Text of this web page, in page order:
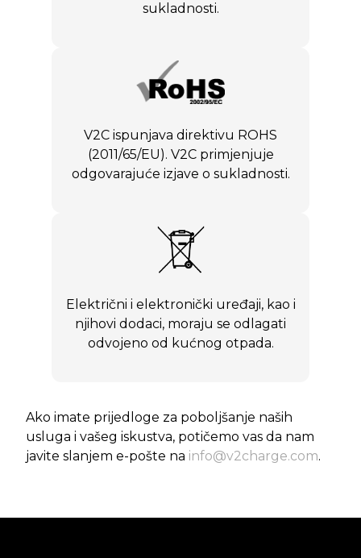
sukladnosti.
V2C ispunjava direktivu ROHS
(2011/65/EU). V2C primjenjuje
odgovarajuće izjave o sukladnosti.
Električni i elektronički uređaji, kao i
njihovi dodaci, moraju se odlagati
odvojeno od kućnog otpada.
Ako imate prijedloge za poboljšanje naših
usluga i vašeg iskustva, potičemo vas da nam
javite slanjem e-pošte na info@v2charge.com.